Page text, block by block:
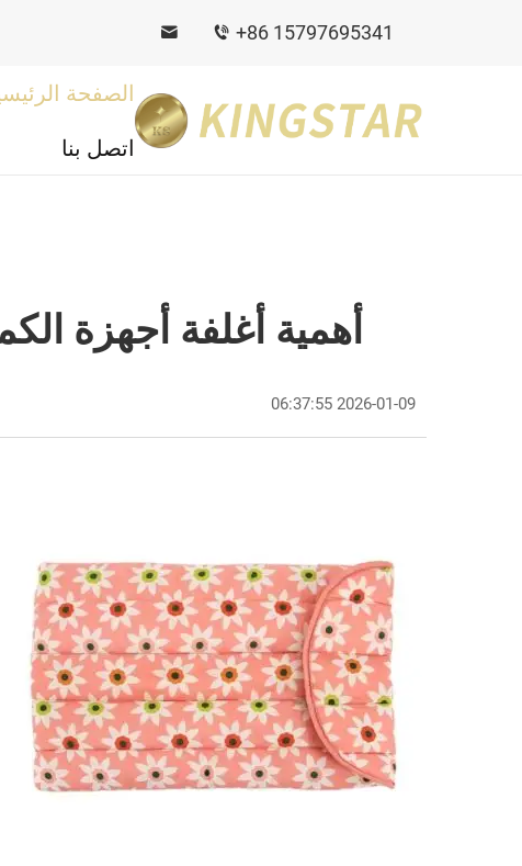
+86 15797695341
الصفحة
اتصل بنا
أهمية أغلفة أجهزة
2026-01-09 06:37:55